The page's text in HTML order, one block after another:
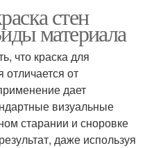
стен
материала
что краска для
от
дает
визуальные
старании и сноровке
даже используя